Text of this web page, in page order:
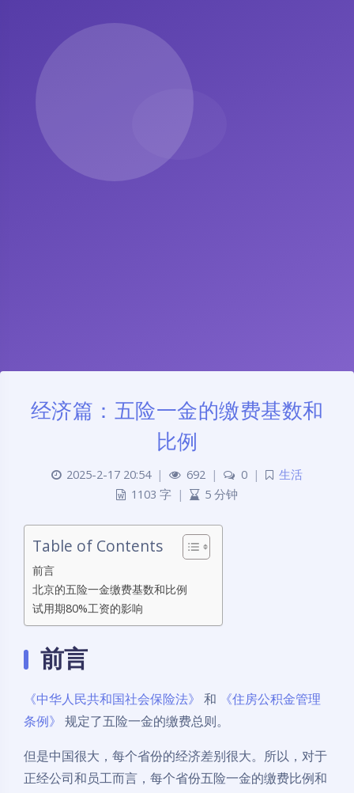
经济篇：五险一金的缴费基数和
比例
2025-2-17 20:54 | 692 | 0 |
生活
1103 字 | 5 分钟
Table of Contents
前言
北京的五险一金缴费基数和比例
试用期80%工资的影响
前言
《中华人民共和国社会保险法》 和
《住房公积金管理
条例》 规定了五险一金的缴费总则。
但是中国很大，每个省份的经济差别很大。所以，对于
正经公司和员工而言，每个省份五险一金的缴费比例和